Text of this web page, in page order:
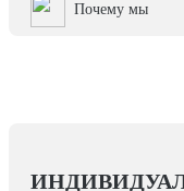
Почему мы